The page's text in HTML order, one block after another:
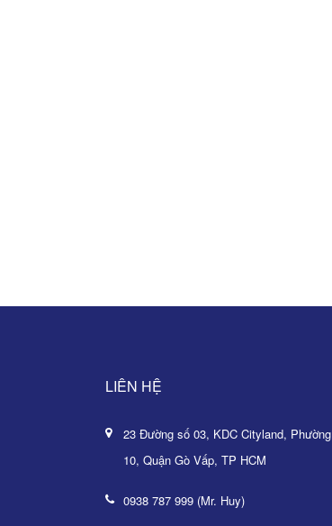
LIÊN HỆ
23 Đường số 03, KDC Cityland, Phường
10, Quận Gò Vấp, TP HCM
0938 787 999 (Mr. Huy)